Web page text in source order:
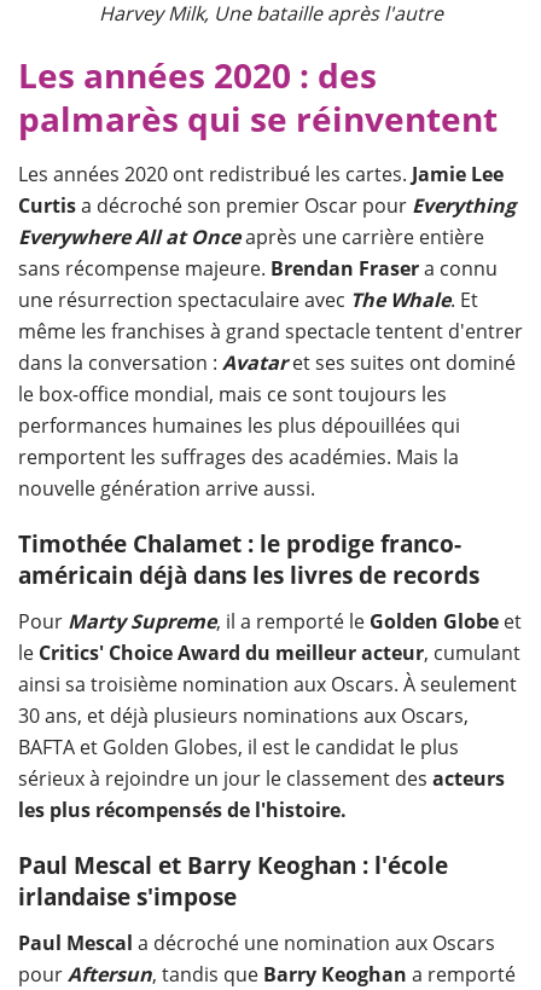
Harvey Milk, Une bataille après l'autre
Les années 2020 : des
palmarès qui se réinventent
Les années 2020 ont redistribué les cartes. Jamie Lee
Curtisa décroché son premier Oscar pour Everything
Everywhere All at Onceaprès une carrière entière
sans récompense majeure. Brendan Frasera connu
une résurrection spectaculaire avec The Whale. Et
même les franchises à grand spectacle tentent d'entrer
dans la conversation : Avatar et ses suites ont dominé
le box-office mondial, mais ce sont toujours les
performances humaines les plus dépouillées qui
remportent les suffrages des académies. Mais la
nouvelle génération arrive aussi.
Timothée Chalamet : le prodige franco-
américain déjà dans les livres de records
Pour Marty Supreme, il a remporté le Golden Globe et
le Critics' Choice Award du meilleur acteur, cumulant
ainsi sa troisième nomination aux Oscars. À seulement
30 ans, et déjà plusieurs nominations aux Oscars,
BAFTA et Golden Globes, il est le candidat le plus
sérieux à rejoindre un jour le classement des acteurs
les plus récompensés de l'histoire.
Paul Mescal et Barry Keoghan : l'école
irlandaise s'impose
Paul Mescal a décroché une nomination aux Oscars
pourAftersun, tandis que Barry Keoghan a remporté